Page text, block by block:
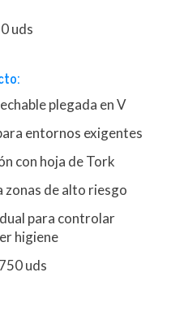
uds
plegada en V
entornos exigentes
con hoja de Tork
zonas de alto riesgo
para controlar
higiene
uds